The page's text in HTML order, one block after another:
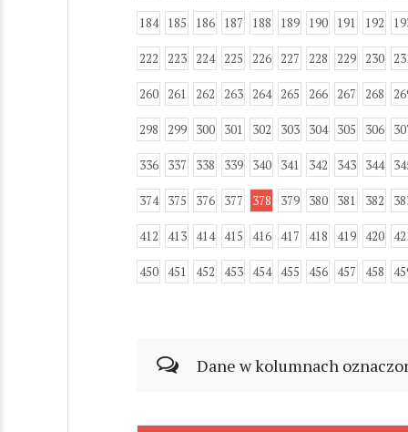
184 185 186 187 188 189 190 191 192
222 223 224 225 226 227 228 229 230
260 261 262 263 264 265 266 267 268
298 299 300 301 302 303 304 305 306
336 337 338 339 340 341 342 343 344
374 375 376 377 378 379 380 381 382
412 413 414 415 416 417 418 419 420
450 451 452 453 454 455 456 457 458
Dane w kolumnach